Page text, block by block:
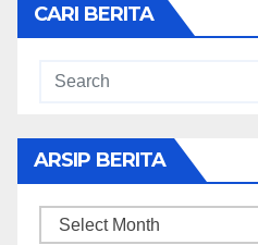
CARI BERITA
ARSIP BERITA
ARSIP